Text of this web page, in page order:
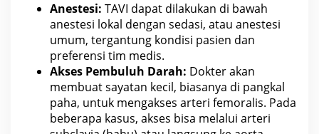
Anestesi: TAVI dapat dilakukan di bawah
anestesi lokal dengan sedasi, atau anestesi
umum, tergantung kondisi pasien dan
preferensi tim medis.
Akses Pembuluh Darah: Dokterakan
membuat sayatan kecil, biasanya di pangkal
paha, untuk mengakses arteri femoralis. Pada
beberapa kasus, akses bisa melalui arteri